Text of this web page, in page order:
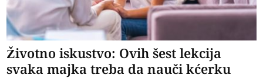
Životno iskustvo: Ovih šest lekcija
svaka majka treba da nauči kćerku